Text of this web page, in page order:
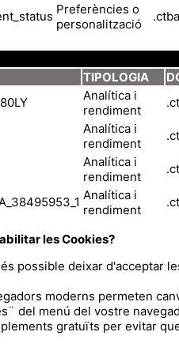
Preferències o
personalització
TIPOLOGIA
Analítica i
rendiment
Analítica i
rendiment
Analítica i
rendiment
Analítica i
rendiment
les Cookies?
possible deixar d'acceptar
moderns permeten
del menú del vostre
gratuïts per evitar